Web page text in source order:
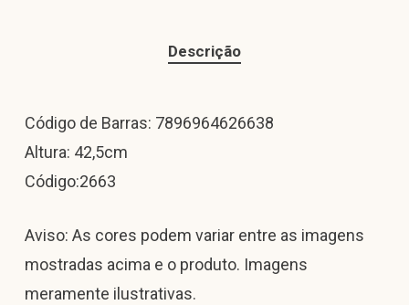
Descrição
Código de Barras: 7896964626638
Altura: 42,5cm
Código:2663
Aviso: As cores podem variar entre as imagens
mostradas acima e o produto. Imagens
meramente ilustrativas.